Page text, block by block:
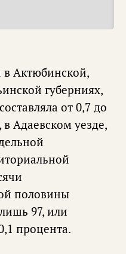
в Актюбинской,
губерниях,
от 0,7 до
Адаевском уезде,
половины
97, или
процента.